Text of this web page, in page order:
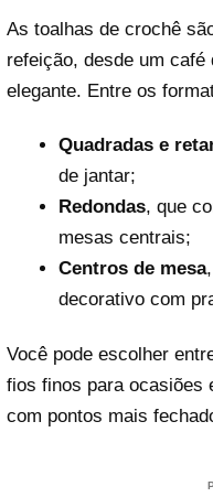
As toalhas de crochê
refeição, desde um
elegante. Entre os
Quadradas e
de jantar;
Redondas, que
mesas centrais;
Centros de mesa
decorativo com
Você pode escolher
fios finos para ocasiões
com pontos mais